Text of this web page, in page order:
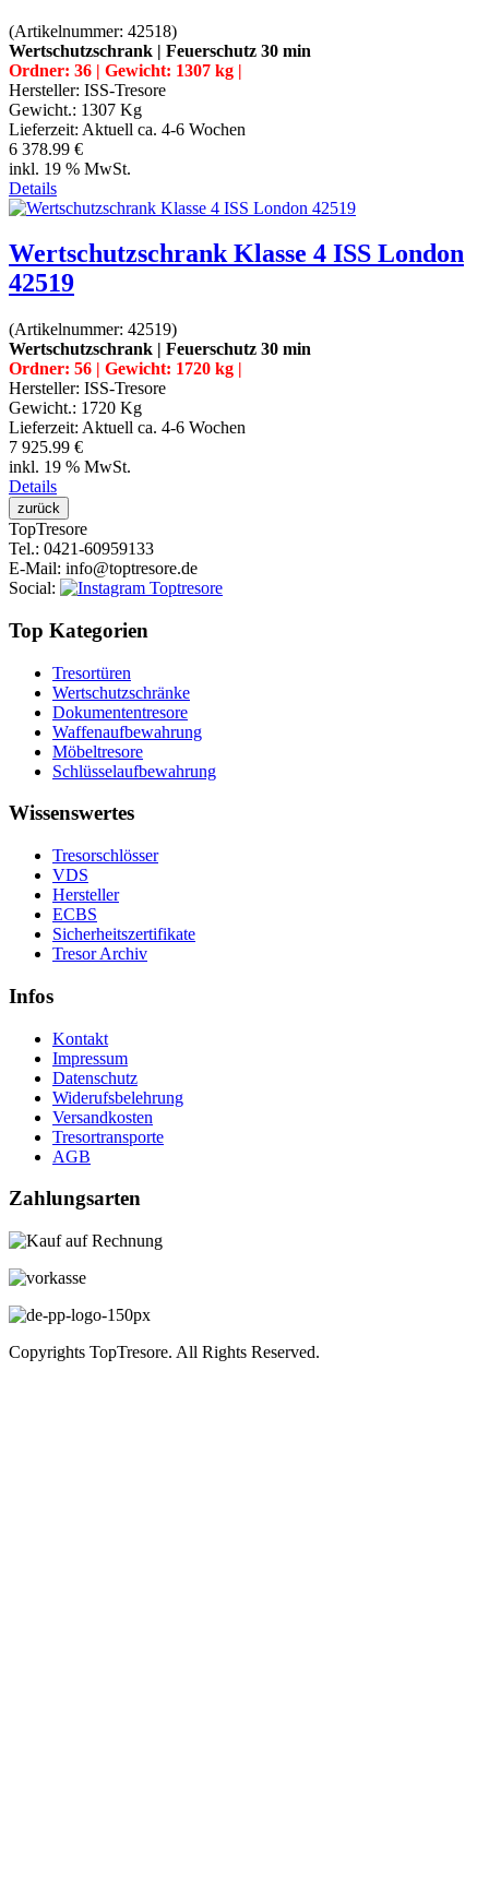
(Artikelnummer: 42518)
Wertschutzschrank | Feuerschutz 30 min
Ordner: 36 | Gewicht: 1307 kg |
Hersteller: ISS-Tresore
Gewicht.: 1307 Kg
Lieferzeit: Aktuell ca. 4-6 Wochen
6 378.99 €
inkl. 19 % MwSt.
Details
Wertschutzschrank Klasse 4 ISS London
42519
(Artikelnummer: 42519)
Wertschutzschrank | Feuerschutz 30 min
Ordner: 56 | Gewicht: 1720 kg |
Hersteller: ISS-Tresore
Gewicht.: 1720 Kg
Lieferzeit: Aktuell ca. 4-6 Wochen
7 925.99 €
inkl. 19 % MwSt.
Details
TopTresore
Tel.: 0421-60959133
E-Mail: info@toptresore.de
Social:
Top Kategorien
Tresortüren
Wertschutzschränke
Dokumententresore
Waffenaufbewahrung
Möbeltresore
Schlüsselaufbewahrung
Wissenswertes
Tresorschlösser
VDS
Hersteller
ECBS
Sicherheitszertifikate
Tresor Archiv
Infos
Kontakt
Impressum
Datenschutz
Widerufsbelehrung
Versandkosten
Tresortransporte
AGB
Zahlungsarten
Copyrights TopTresore. All Rights Reserved.